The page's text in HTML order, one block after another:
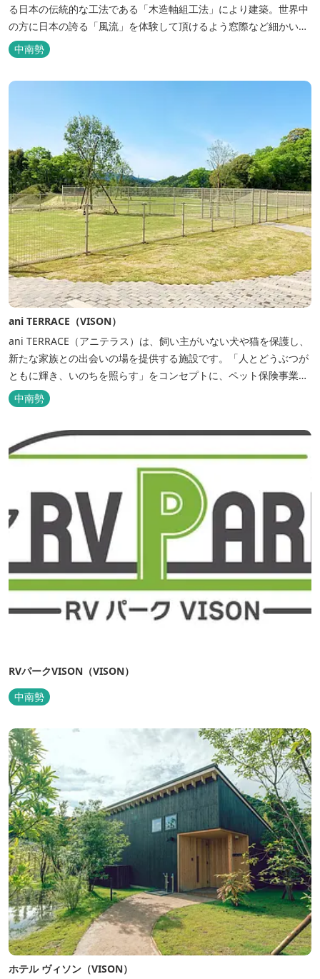
る日本の伝統的な工法である「木造軸組工法」により建築。世界中
の方に日本の誇る「風流」を体験して頂けるよう窓際など細かいデ
ィテールにこだわりました。4棟から成る旅籠棟では各棟1階に入居
するテナントプロデュースにより洗練された世界観を各客室でお楽
しみいただけ...
中南勢
ani TERRACE（VISON）
ani TERRACE（アニテラス）は、飼い主がいない犬や猫を保護し、
新たな家族との出会いの場を提供する施設です。「人とどうぶつが
ともに輝き、いのちを照らす」をコンセプトに、ペット保険事業を
行うアニコムグループが運営します。また、本施設では、飼い主様
と一緒にVISONへ訪れたペットを一時的にお預かりするペットホテ
ルをご用意しているほか、広々...
中南勢
RVパークVISON（VISON）
中南勢
ホテル ヴィソン（VISON）